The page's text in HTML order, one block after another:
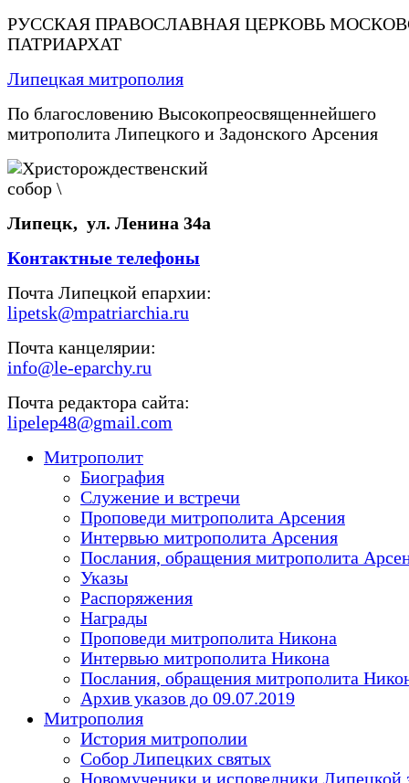
РУССКАЯ ПРАВОСЛАВНАЯ ЦЕРКОВЬ
ПАТРИАРХАТ
Липецкая митрополия
По благословению Высокопреосвященнейшего
митрополита Липецкого и Задонского Арсения
Липецк, ул. Ленина 34а
Контактные телефоны
Почта Липецкой епархии:
lipetsk@mpatriarchia.ru
Почта канцелярии:
info@le-eparchy.ru
Почта редактора сайта:
lipelep48@gmail.com
Митрополит
Биография
Служение и встречи
Проповеди митрополита Арсения
Интервью митрополита Арсения
Послания, обращения митрополита
Указы
Распоряжения
Награды
Проповеди митрополита Никона
Интервью митрополита Никона
Послания, обращения митрополита
Архив указов до 09.07.2019
Митрополия
История митрополии
Собор Липецких святых
Новомученики и исповедники Липецкой